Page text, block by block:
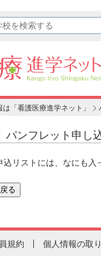
「看護医療進学ネット」
パンフレット申し
込リストには、なにも入
規約 個人情報の取